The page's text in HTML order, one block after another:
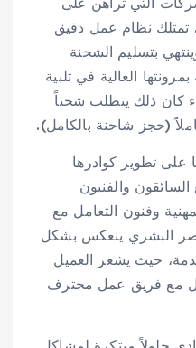
تمتلك نظام عمل دقيق
بتسليم الشحنة
العالية في تلبية
كان ذلك يتطلب شحناً
(حجز شاحنة بالكامل).
على تطوير كوادرها
والفنيون
وفنون التعامل مع
البشري ينعكس بشكل
حيث يشعر العميل
مع فريق عمل محترف